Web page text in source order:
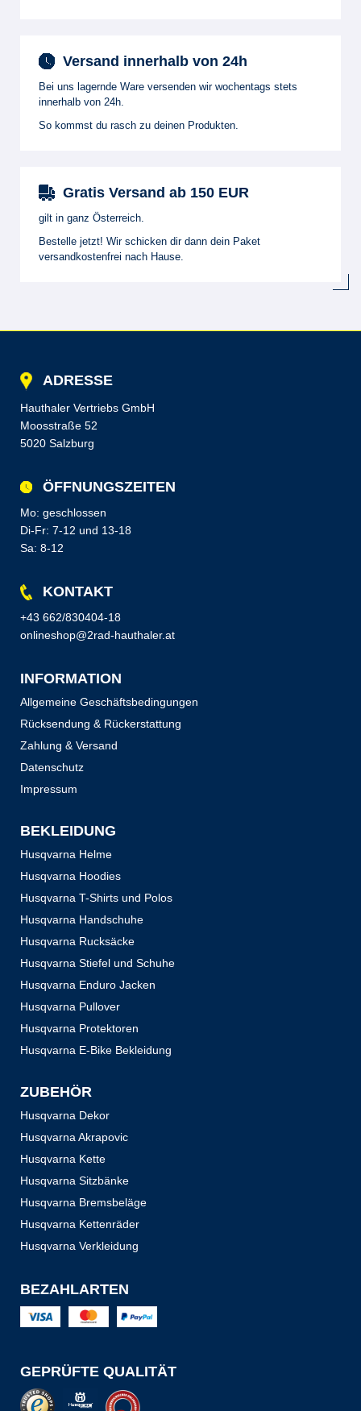
Versand innerhalb von 24h
Bei uns lagernde Ware versenden wir wochentags stets
innerhalb von 24h.
So kommst du rasch zu deinen Produkten.
Gratis Versand ab 150 EUR
gilt in ganz Österreich.
Bestelle jetzt! Wir schicken dir dann dein Paket
versandkostenfrei nach Hause.
ADRESSE
Hauthaler Vertriebs GmbH
Moosstraße 52
5020 Salzburg
ÖFFNUNGSZEITEN
Mo: geschlossen
Di-Fr: 7-12 und 13-18
Sa: 8-12
KONTAKT
+43 662/830404-18
onlineshop@2rad-hauthaler.at
INFORMATION
Allgemeine Geschäftsbedingungen
Rücksendung & Rückerstattung
Zahlung & Versand
Datenschutz
Impressum
BEKLEIDUNG
Husqvarna Helme
Husqvarna Hoodies
Husqvarna T-Shirts und Polos
Husqvarna Handschuhe
Husqvarna Rucksäcke
Husqvarna Stiefel und Schuhe
Husqvarna Enduro Jacken
Husqvarna Pullover
Husqvarna Protektoren
Husqvarna E-Bike Bekleidung
ZUBEHÖR
Husqvarna Dekor
Husqvarna Akrapovic
Husqvarna Kette
Husqvarna Sitzbänke
Husqvarna Bremsbeläge
Husqvarna Kettenräder
Husqvarna Verkleidung
BEZAHLARTEN
GEPRÜFTE QUALITÄT